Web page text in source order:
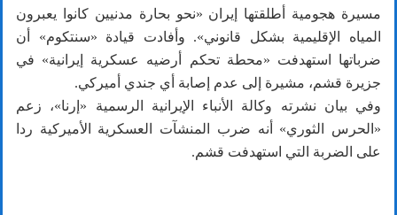
مسيرة هجومية أطلقتها إيران «نحو بحارة مدنيين كانوا يعبرون
المياه الإقليمية بشكل قانوني». وأفادت قيادة «سنتكوم» أن
ضرباتها استهدفت «محطة تحكم أرضيه عسكرية إيرانية» في
جزيرة قشم، مشيرة إلى عدم إصابة أي جندي أميركي.
وفي بيان نشرته وكالة الأنباء الإيرانية الرسمية «إرنا»، زعم
«الحرس الثوري» أنه ضرب المنشآت العسكرية الأميركية ردا
على الضربة التي استهدفت قشم.